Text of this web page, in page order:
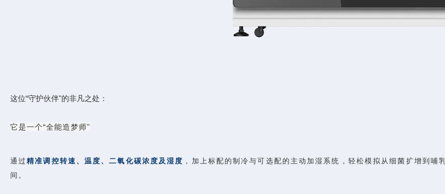
这位“守护伙伴"的非凡之处：
它是一个“全能造梦师"
通过精准调控转速、温度、二氧化碳浓度及湿度 ，加上标配的制冷与可选配的主动加湿系统，轻松模拟从细菌扩增到
间。